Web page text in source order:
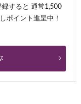
録すると 通常1,500
ポイント進呈中！